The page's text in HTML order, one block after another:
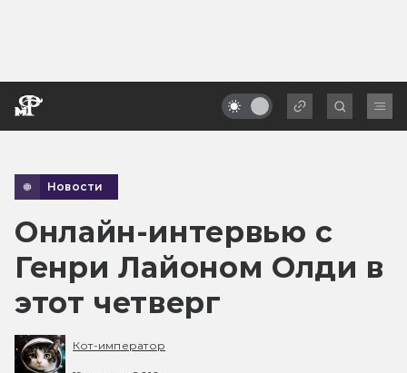
Новости
Онлайн-интервью с
Генри Лайоном Олди в
этот четверг
Кот-император